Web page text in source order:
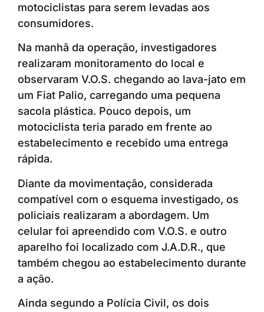
motociclistas para serem levadas aos
consumidores.
Na manhã da operação, investigadores
realizaram monitoramento do local e
observaram V.O.S. chegando ao lava-jato em
um Fiat Palio, carregando uma pequena
sacola plástica. Pouco depois, um
motociclista teria parado em frente ao
estabelecimento e recebido uma entrega
rápida.
Diante da movimentação, considerada
compatível com o esquema investigado, os
policiais realizaram a abordagem. Um
celular foi apreendido com V.O.S. e outro
aparelho foi localizado com J.A.D.R., que
também chegou ao estabelecimento durante
a ação.
Ainda segundo a Polícia Civil, os dois